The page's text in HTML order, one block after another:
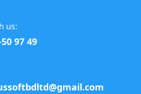
us:
97 49